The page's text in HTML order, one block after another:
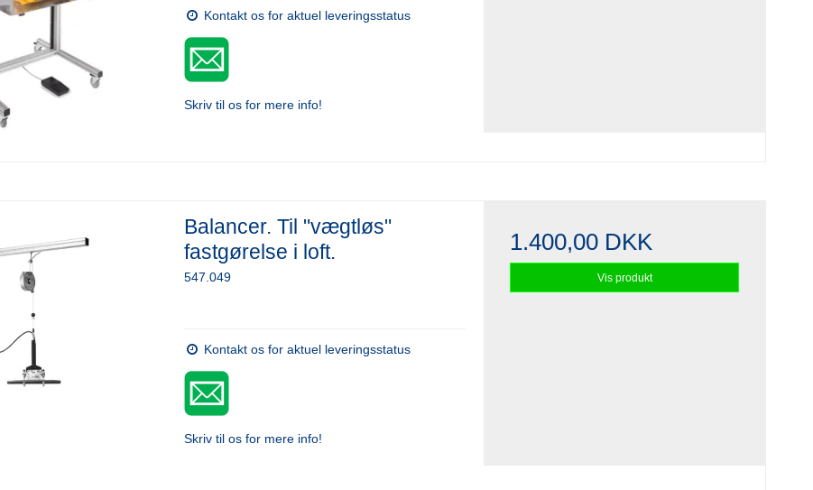
Kontakt os for aktuel leveringsstatus
Skriv til os for mere info!
Balancer. Til "vægtløs"
fastgørelse i loft.
547.049
Kontakt os for aktuel leveringsstatus
Skriv til os for mere info!
1.400,00 DKK
Vis produkt